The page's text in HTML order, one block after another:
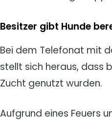
Besitzer gibt Hunde
Bei dem Telefonat mit
stellt sich heraus, dass
Zucht genutzt wurden.
Aufgrund eines Feuers